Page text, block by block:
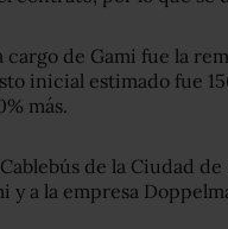
cargo de Gami fue la
inicial estimado fue
más.
de la Ciudad
y a la empresa